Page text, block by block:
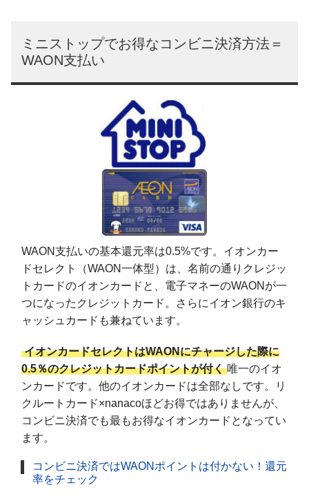
ミニストップでお得なコンビニ決済方法＝
WAON支払い
WAON支払いの基本還元率は0.5%です。イオンカー
ドセレクト（WAON一体型）は、名前の通りクレジッ
トカードのイオンカードと、電子マネーのWAONが一
つになったクレジットカード。さらにイオン銀行のキ
ャッシュカードも兼ねています。
イオンカードセレクトはWAONにチャージした際に
0.5％のクレジットカードポイントが付く 唯一のイオ
ンカードです。他のイオンカードは全部なしです。リ
クルートカード×nanacoほどお得ではありませんが、
コンビニ決済でも最もお得なイオンカードとなってい
ます。
コンビニ決済ではWAONポイントは付かない！還元
率をチェック